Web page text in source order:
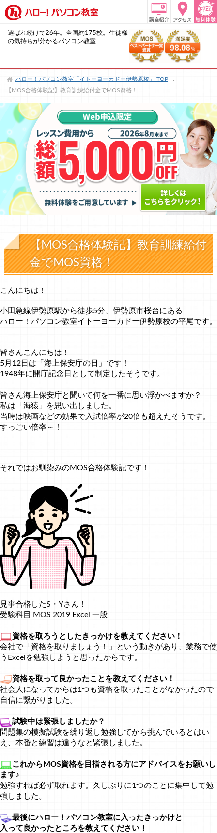
選ばれ続けて26年。全国約175校。生徒様
の気持ちが分かるパソコン教室
ハロー！パソコン教室「イトーヨーカドー伊勢原校」
TOP
【MOS合格体験記】教育訓練給付金でMOS資格！
【MOS合格体験記】教育訓練給付
金でMOS資格！
こんにちは！
小田急線伊勢原駅から徒歩5分、伊勢原市桜台にある
ハロー！パソコン教室イトーヨーカドー伊勢原校の平尾です。
皆さんこんにちは！
5月12日は「海上保安庁の日」です！
1948年に開庁記念日として制定したそうです。
皆さん海上保安庁と聞いて何を一番に思い浮かべますか？
私は「海猿」を思い出しました。
当時は映画などの効果で入試倍率が20倍も超えたそうです。
すっごい倍率～！
それではお馴染みのMOS合格体験記です！
見事合格したS・Yさん！
受験科目 MOS 2019 Excel 一般
資格を取ろうとしたきっかけを教えてください！
会社で「資格を取りましょう！」という動きがあり、業務で使
うExcelを勉強しようと思ったからです。
資格を取って良かったことを教えてください！
社会人になってからは1つも資格を取ったことがなかったので
自信に繋がりました。
試験中は緊張しましたか？
問題集の模擬試験を繰り返し勉強してから挑んでいるとはい
え、本番と練習は違うなと緊張しました。
これからMOS資格を目指される方にアドバイスをお願いし
ます♪
勉強すれば必ず取れます。久しぶりに1つのことに集中して勉
強しました。
最後にハロー！パソコン教室に入ったきっかけと
入って良かったところを教えてください！